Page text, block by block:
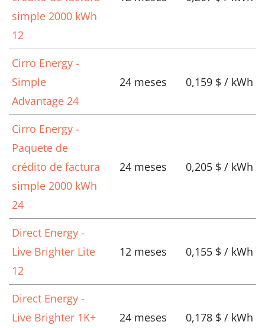
simple 2000 kWh
12
Cirro Energy -
Simple
Advantage 24
24 meses 0,159 $ / kWh
Cirro Energy -
Paquete de
crédito de factura
simple 2000 kWh
24
24 meses 0,205 $ / kWh
Direct Energy -
Live Brighter Lite
12
12 meses 0,155 $ / kWh
Direct Energy -
Live Brighter 1K+
24 meses 0,178 $ / kWh